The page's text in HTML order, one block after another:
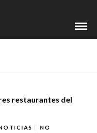
restaurantes del
NO